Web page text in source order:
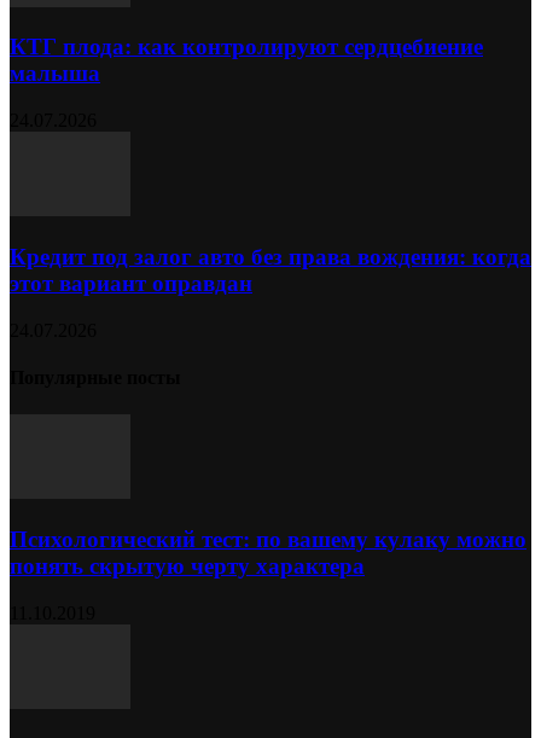
КТГ плода: как контролируют сердцебиение
малыша
Кредит под залог авто без права вождения: когда
этот вариант оправдан
Психологический тест: по вашему кулаку можно
понять скрытую черту характера